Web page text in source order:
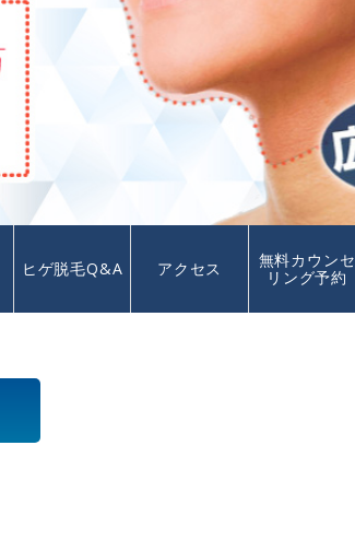
ヒゲ脱毛Q&A アクセス
無料カウンセ
リング予約